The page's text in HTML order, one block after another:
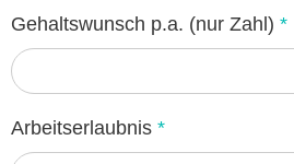
Gehaltswunsch p.a. (nur Zahl) *
Arbeitserlaubnis *